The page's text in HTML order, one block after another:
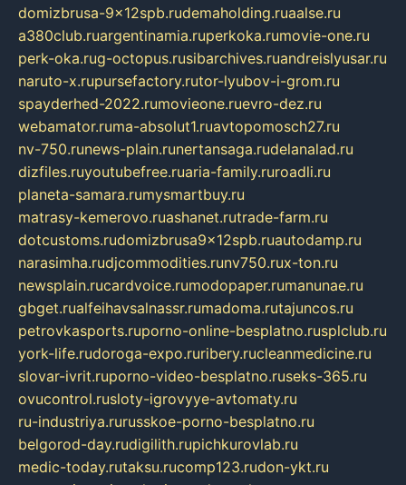
domizbrusa-9x12spb.rudemaholding.ruaalse.ru
a380club.ruargentinamia.ruperkoka.rumovie-one.ru
perk-oka.rug-octopus.rusibarchives.ruandreislyusar.ru
naruto-x.rupursefactory.rutor-lyubov-i-grom.ru
spayderhed-2022.rumovieone.ruevro-dez.ru
webamator.ruma-absolut1.ruavtopomosch27.ru
nv-750.runews-plain.runertansaga.rudelanalad.ru
dizfiles.ruyoutubefree.ruaria-family.ruroadli.ru
planeta-samara.rumysmartbuy.ru
matrasy-kemerovo.ruashanet.rutrade-farm.ru
dotcustoms.rudomizbrusa9x12spb.ruautodamp.ru
narasimha.rudjcommodities.runv750.rux-ton.ru
newsplain.rucardvoice.rumodopaper.rumanunae.ru
gbget.rualfeihavsalnassr.rumadoma.rutajuncos.ru
petrovkasports.ruporno-online-besplatno.rusplclub.ru
york-life.rudoroga-expo.ruribery.rucleanmedicine.ru
slovar-ivrit.ruporno-video-besplatno.ruseks-365.ru
ovucontrol.rusloty-igrovyye-avtomaty.ru
ru-industriya.rurusskoe-porno-besplatno.ru
belgorod-day.rudigilith.rupichkurovlab.ru
medic-today.rutaksu.rucomp123.rudon-ykt.ru